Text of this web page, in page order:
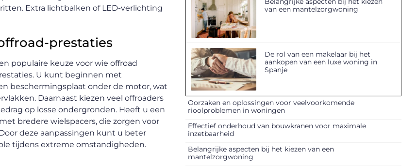
Extra lichtbalken of LED-verlichting
prestaties
populaire keuze voor wie offroad
U kunt beginnen met
beschermingsplaat onder de motor, wat
Daarnaast kiezen veel offroaders
op losse ondergronden. Heeft u een
bredere wielspacers, die zorgen voor
deze aanpassingen kunt u beter
tijdens extreme omstandigheden.
van een mantelzorgwoning
De rol van een makelaar bij het
aankopen van een luxe woning in
Spanje
Oorzaken en oplossingen voor veelvoorkomende
rioolproblemen in woningen
Effectief onderhoud van bouwkranen voor maximale
inzetbaarheid
Belangrijke aspecten bij het kiezen van een
mantelzorgwoning